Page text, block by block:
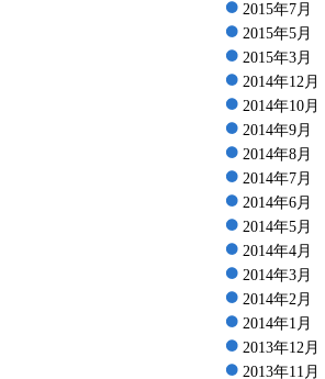
2015年7月
2015年5月
2015年3月
2014年12月
2014年10月
2014年9月
2014年8月
2014年7月
2014年6月
2014年5月
2014年4月
2014年3月
2014年2月
2014年1月
2013年12月
2013年11月